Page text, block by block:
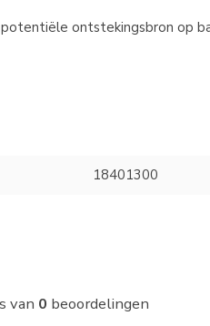
ontstekingsbron op
18401300
van 0 beoordelingen